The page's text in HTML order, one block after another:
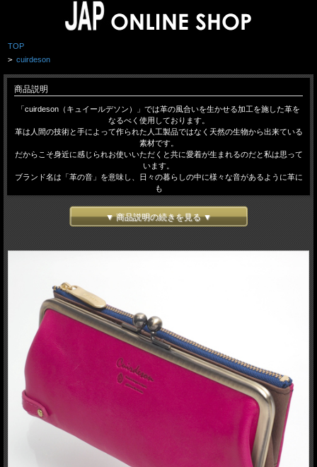
TOP
> cuirdeson
商品説明
「cuirdeson（キュイールデソン）」では革の風合いを生かせる加工を施した革を
なるべく使用しております。
革は人間の技術と手によって作られた人工製品ではなく天然の生物から出来ている
素材です。
だからこそ身近に感じられお使いいただくと共に愛着が生まれるのだと私は思って
います。
ブランド名は「革の音」を意味し、日々の暮らしの中に様々な音があるように革に
も
▼ 商品説明の続きを見る ▼